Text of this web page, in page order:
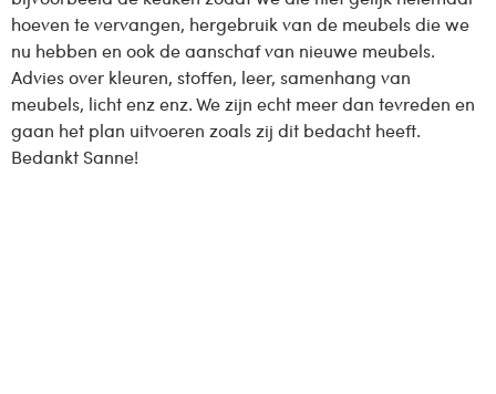
hoeven te vervangen, hergebruik van de meubels die we
nu hebben en ook de aanschaf van nieuwe meubels.
Advies over kleuren, stoffen, leer, samenhang van
meubels, licht enz enz. We zijn echt meer dan tevreden en
gaan het plan uitvoeren zoals zij dit bedacht heeft.
Bedankt Sanne!